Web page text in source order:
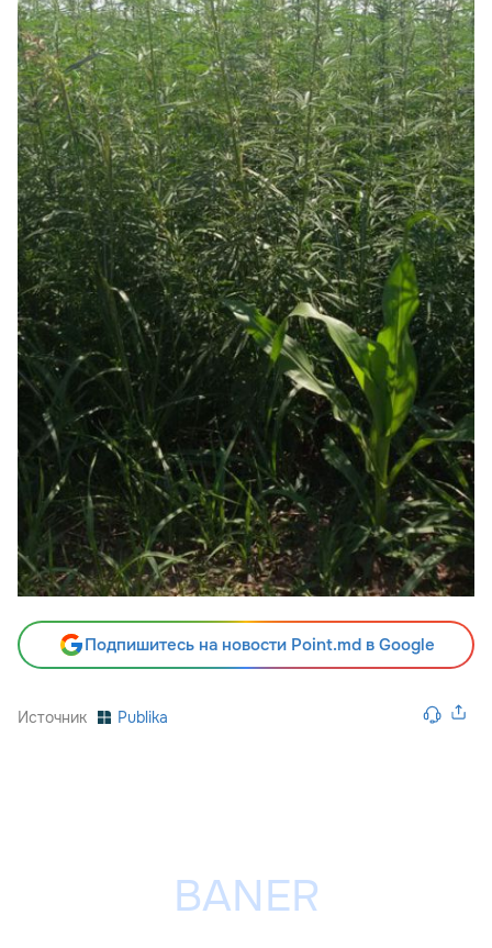
Подпишитесь на новости Point.md в Google
Источник Publika